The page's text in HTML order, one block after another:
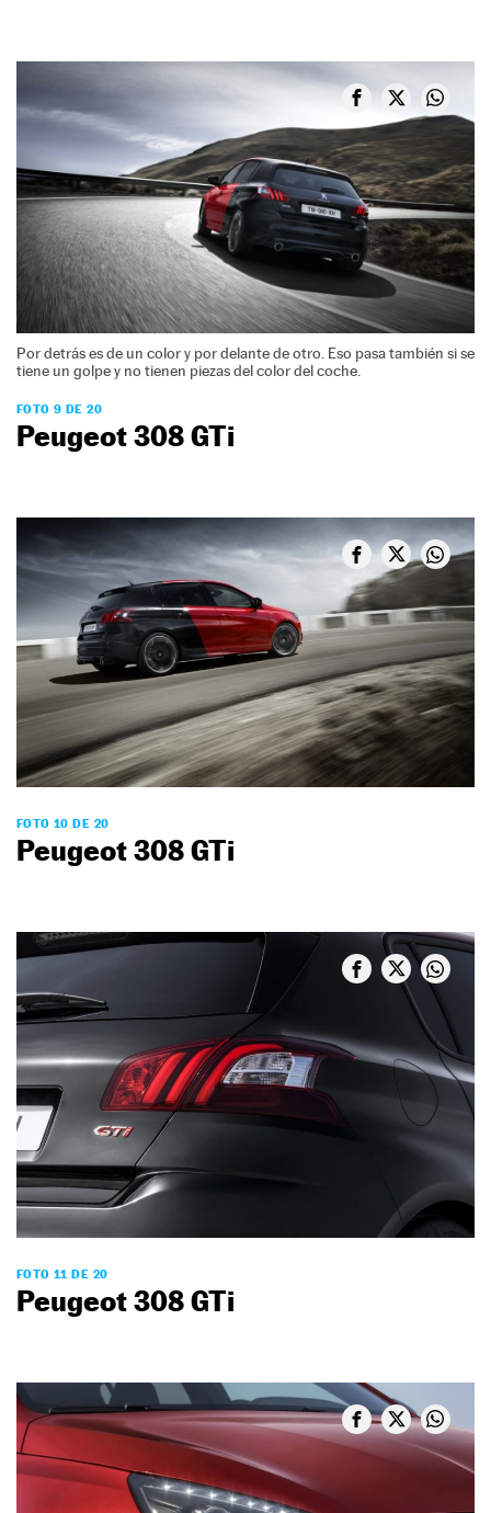
Por detrás es de un color y por delante de otro. Eso pasa también si se
tiene un golpe y no tienen piezas del color del coche.
FOTO 9 DE 20
Peugeot 308 GTi
FOTO 10 DE 20
Peugeot 308 GTi
FOTO 11 DE 20
Peugeot 308 GTi